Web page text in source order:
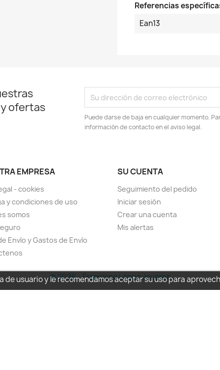
usuario y le recomendamos aceptar su uso para
Referencias
Ean13
ofertas
Puede darse de baja en cualquier momento.
información de contacto en el aviso legal.
EMPRESA
- cookies
y condiciones de uso
somos
Envío y Gastos de Envío
SU CUENTA
Seguimiento del pedido
Iniciar sesión
Crear una cuenta
Mis alertas
© 2026 - Francisco López Joyeros